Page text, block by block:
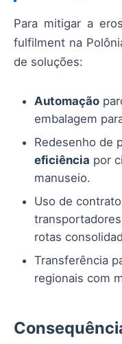
Para mitigar a
fulfilment na
de soluções:
Automação
embalagem
Redesenho de
eficiência por
manuseio.
Uso de
rotas
Transferência
regionais com